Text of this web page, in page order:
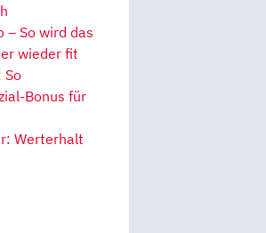
– So wird das
wieder fit
So
Bonus für
Werterhalt